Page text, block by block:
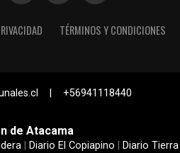
TÉRMINOS Y CONDICIONES
| +56941118440
de Atacama
Diario El Copiapino Diario